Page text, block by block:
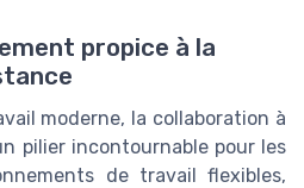
propice à la
moderne, la collaboration à
pilier incontournable pour les
de travail flexibles,